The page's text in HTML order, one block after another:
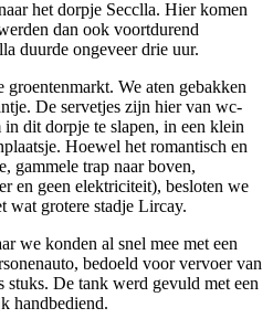
het dorpje Secclla. Hier komen
dan ook voortdurend
duurde ongeveer drie uur.
We aten gebakken
De servetjes zijn hier van wc-
dit dorpje te slapen, in een klein
Hoewel het romantisch en
gammele trap naar boven,
en geen elektriciteit), besloten we
wat grotere stadje Lircay.
we konden al snel mee met een
bedoeld voor vervoer van
stuks. De tank werd gevuld met een
handbediend.